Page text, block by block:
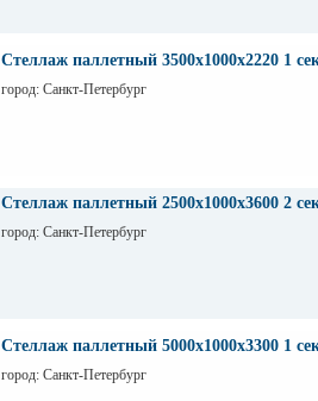
Стеллаж паллетный 3500х1000х2220 1
город: Санкт-Петербург
Стеллаж паллетный 2500х1000х3600 2
город: Санкт-Петербург
Стеллаж паллетный 5000х1000х3300 1
город: Санкт-Петербург